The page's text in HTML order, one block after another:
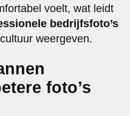
voelt, wat leidt
bedrijfsfoto’s
weergeven.
foto’s